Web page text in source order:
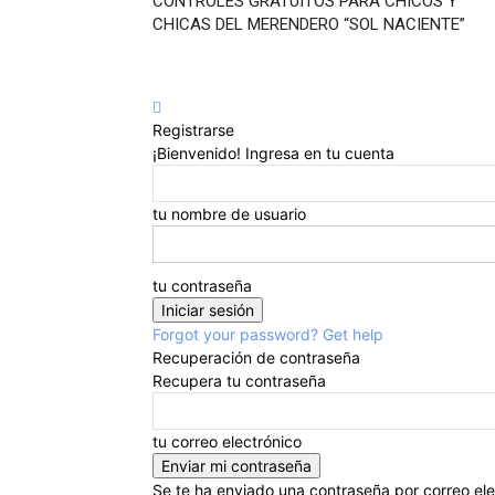
CHICAS DEL MERENDERO “SOL NACIENTE”
Registrarse
¡Bienvenido! Ingresa en tu cuenta
tu nombre de usuario
tu contraseña
Forgot your password? Get help
Recuperación de contraseña
Recupera tu contraseña
tu correo electrónico
Se te ha enviado una contraseña por correo